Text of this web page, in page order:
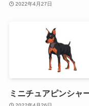
2022年4月27日
ミニチュアピンシャ